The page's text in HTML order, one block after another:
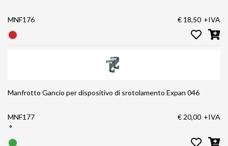
MNF176 € 18,50 +IVA
Manfrotto Gancio per dispositivo di srotolamento Expan 046
MNF177
°
€ 20,00 +IVA